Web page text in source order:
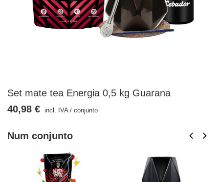
Set mate tea Energia 0,5 kg Guarana
Num conjunto
40,98 € incl. IVA/ conjunto